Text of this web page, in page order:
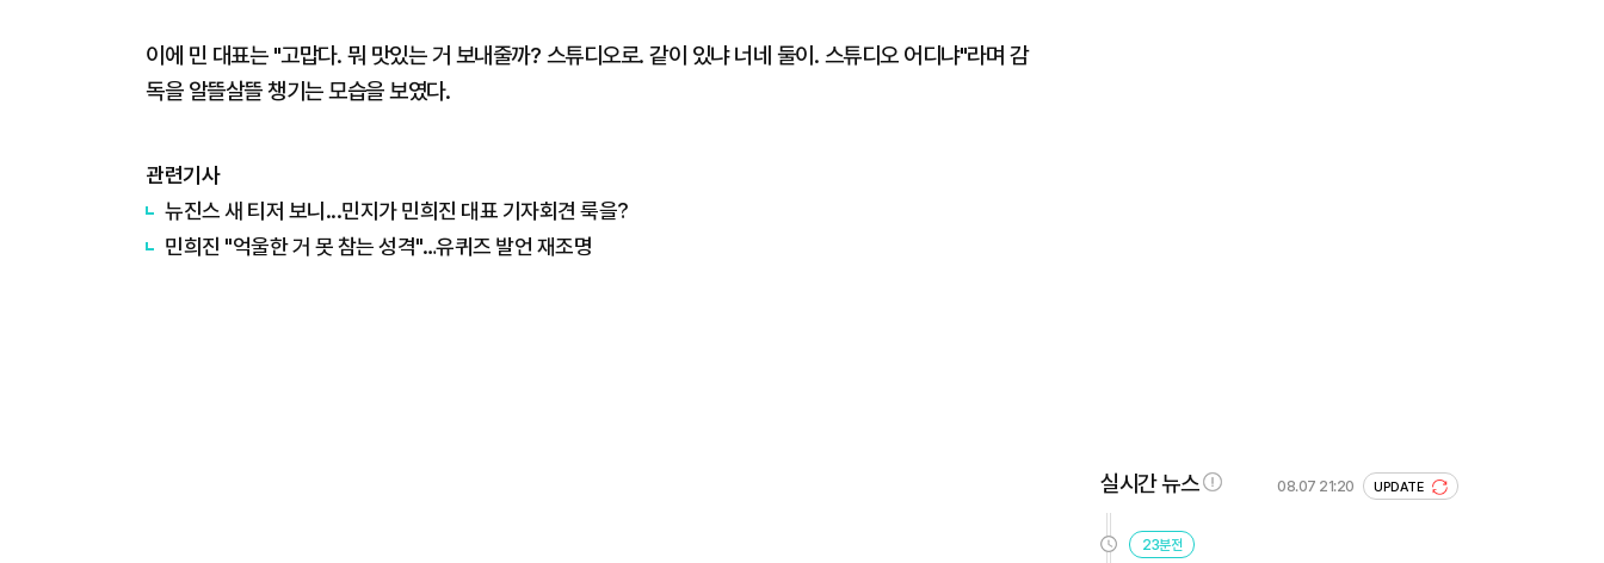
이에 민 대표는 "고맙다. 뭐 맛있는 거 보내줄까? 스튜디오로. 같이 있냐 너네 둘이. 스튜디오 어디냐"라며 감
독을 알뜰살뜰 챙기는 모습을 보였다.
관련기사
뉴진스 새 티저 보니...민지가 민희진 대표 기자회견 룩을?
민희진 "억울한 거 못 참는 성격"…유퀴즈 발언 재조명
실시간 뉴스 08.07 21:20 UPDATE
23분전